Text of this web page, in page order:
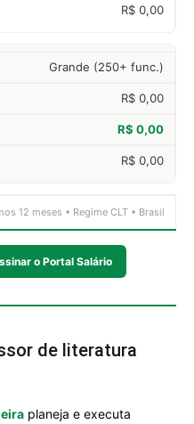
R$ 0,00
Grande (250+ func.)
R$ 0,00
R$ 0,00
R$ 0,00
12 meses • Regime CLT • Brasil
o Portal Salário
de literatura
planeja e executa